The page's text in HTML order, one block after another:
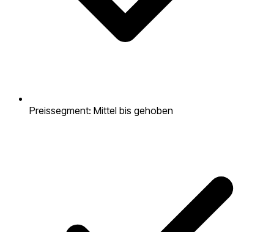
Preissegment: Mittel bis gehoben